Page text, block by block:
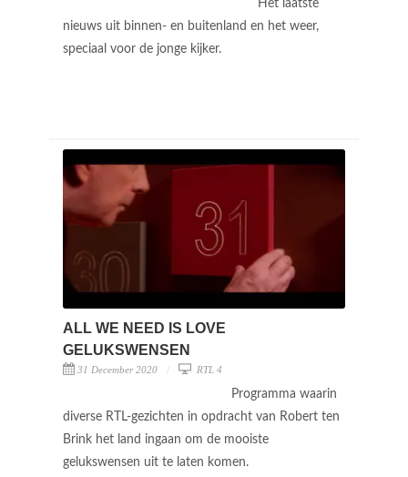
Het laatste
nieuws uit binnen- en buitenland en het weer,
speciaal voor de jonge kijker.
ALL WE NEED IS LOVE
GELUKSWENSEN
31 December 2020 RTL 4
Programma waarin
diverse RTL-gezichten in opdracht van Robert ten
Brink het land ingaan om de mooiste
gelukswensen uit te laten komen.